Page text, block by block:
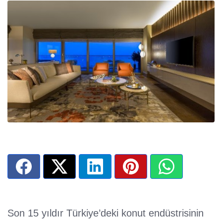
Son 15 yıldır Türkiye’deki konut endüstrisinin